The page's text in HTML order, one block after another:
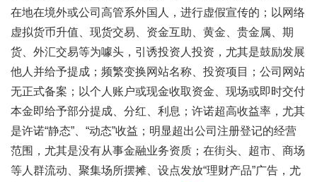
在地在境外或公司高管系外国人，进行虚假宣传的；以网络
虚拟货币升值、现货交易、资金互助、黄金、贵金属、期
货、外汇交易等为噱头，引诱投资人投资，尤其是鼓励发展
他人并给予提成；频繁变换网站名称、投资项目；公司网站
无正式备案；以个人账户或现金收取资金、现场或即时交付
本金即给予部分提成、分红、利息；许诺超高收益率，尤其
是许诺“静态”、“动态”收益；明显超出公司注册登记的经营
范围，尤其是没有从事金融业务资质；在街头、超市、商场
等人群流动、聚集场所摆摊、设点发放“理财产品”广告，尤